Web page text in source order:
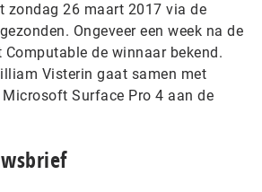
zondag 26 maart 2017 via de
Ongeveer een week na de
de winnaar bekend.
Visterin gaat samen met
Surface Pro 4 aan de